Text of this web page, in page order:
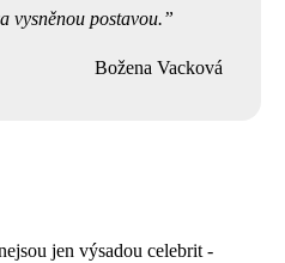
vysněnou postavou.
Božena Vacková
jen výsadou celebrit -